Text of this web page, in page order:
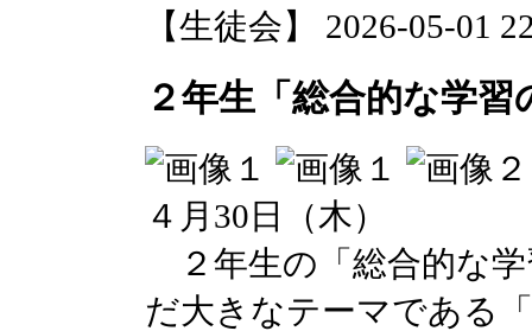
【生徒会】 2026-05-01
２年生「総合的な学習
４月30日（木）
２年生の「総合的な
だ大きなテーマである